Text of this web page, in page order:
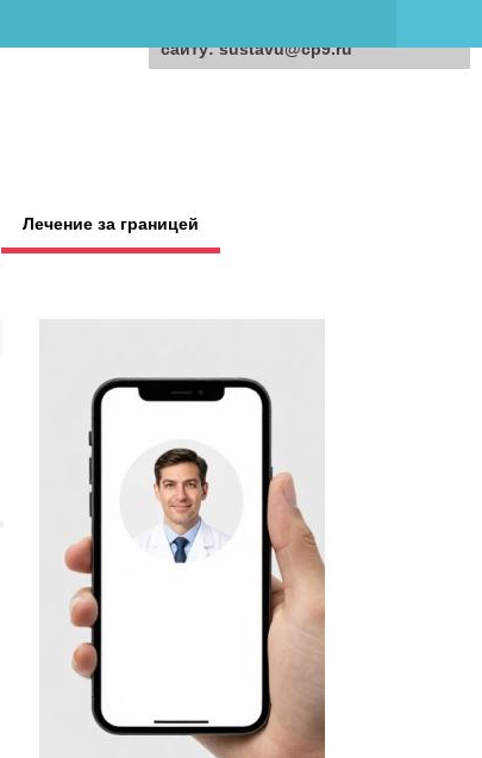
Лечение за границей
сайту: sustavu@cp9.ru